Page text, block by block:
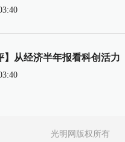
】从经济半年报看科创活力
光明网版权所有